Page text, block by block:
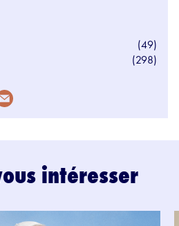
(49)
(298)
intéresser